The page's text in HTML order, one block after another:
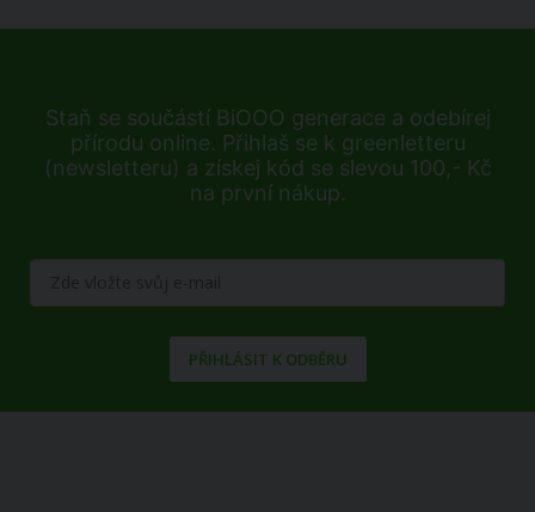
Staň se součástí BiOOO generace a odebírej
přírodu online. Přihlaš se k greenletteru
(newsletteru) a získej kód se slevou 100,- Kč
na první nákup.
PŘIHLÁSIT K ODBĚRU